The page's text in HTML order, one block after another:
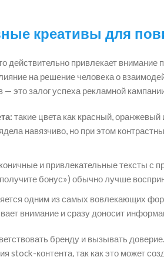
креативы для
привлекает внимание
на решение человека о
это залог успеха рекламной
такие цвета как красный,
навязчиво, но при этом
и привлекательные тексты с
бонус») обычно лучше
одним из самых вовлекающих
внимание и сразу доносит
бренду и вызывать
stock-контента, так как это может